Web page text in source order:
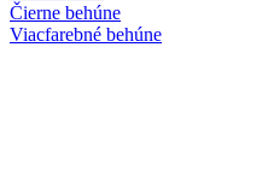
Čierne behúne
Viacfarebné behúne